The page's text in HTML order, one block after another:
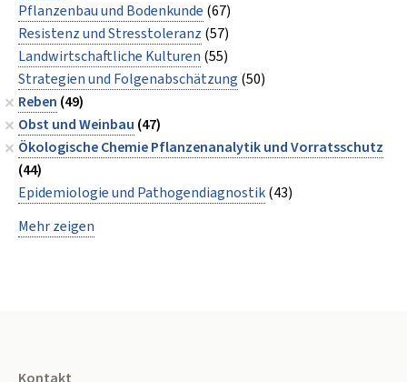
Pflanzenbau und Bodenkunde (67)
Resistenz und Stresstoleranz (57)
Landwirtschaftliche Kulturen (55)
Strategien und Folgenabschätzung (50)
Reben (49)
Obst und Weinbau (47)
Ökologische Chemie Pflanzenanalytik und Vorratsschutz
(44)
Epidemiologie und Pathogendiagnostik(43)
Mehr zeigen